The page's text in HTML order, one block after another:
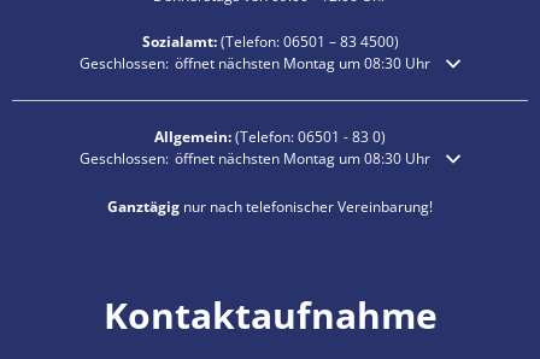
Sozialamt:(Telefon:06501 – 834500)
Klicken, um weitere Öffnungs- oder Schließzeiten auszublenden
Geschlossen: öffnet nächsten Montag um 08:30 Uhr
Allgemein:(Telefon:06501 - 83 0)
Klicken, um weitere Öffnungs- oder Schließzeiten auszublenden
Geschlossen: öffnet nächsten Montag um 08:30 Uhr
Ganztägig nur nach telefonischer Vereinbarung!
Kontaktaufnahme